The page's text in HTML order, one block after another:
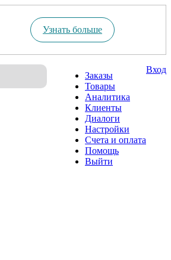
Узнать больше
Заказы
Товары
Аналитика
Клиенты
Диалоги
Настройки
Счета и оплата
Помощь
Выйти
Вход